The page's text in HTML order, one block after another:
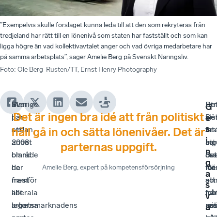
”Exempelvis skulle förslaget kunna leda till att den som rekryteras från
tredjeland har rätt till en lönenivå som staten har fastställt och som kan
ligga högre än vad kollektivavtalet anger och vad övriga medarbetare har
på samma arbetsplats”, säger Amelie Berg på Svenskt Näringsliv.
Foto: Ole Berg-Rusten/TT, Ernst Henry Photography
Sverige
har
sedan
2008
bland
de
mest
liberala
lagarna
Men
på
ett
annat
område
har
framför
allt
arbetsmarknadens
Det är ingen bra idé att från politiskt
håll gå in och sätta lönenivåer. Det är
parternas uppgift.
Amelie Berg, expert på kompetensförsörjning
att
det
för
att
–
är
bra
idé
att
G
e
s
i
n
g
a
s
v
a
är
har